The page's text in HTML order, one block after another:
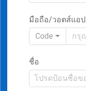
มือถือ/วอตส์แอป
Code
ชื่อ